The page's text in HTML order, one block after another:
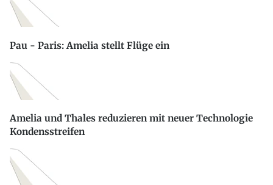
Pau - Paris: Amelia stellt Flüge ein
Amelia und Thales reduzieren mit neuer Technologie
Kondensstreifen